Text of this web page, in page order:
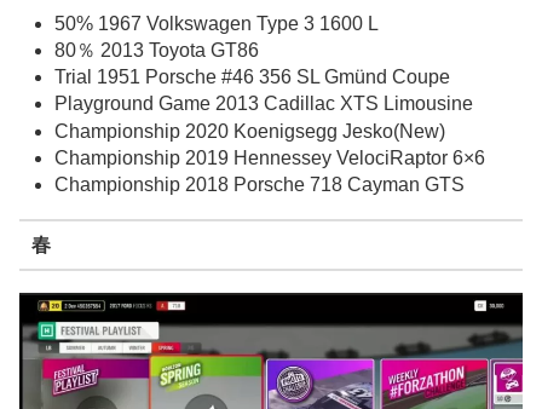
50% 1967 Volkswagen Type 3 1600 L
80％ 2013 Toyota GT86
Trial 1951 Porsche #46 356 SL Gmünd Coupe
Playground Game 2013 Cadillac XTS Limousine
Championship 2020 Koenigsegg Jesko(New)
Championship 2019 Hennessey VelociRaptor 6×6
Championship 2018 Porsche 718 Cayman GTS
春